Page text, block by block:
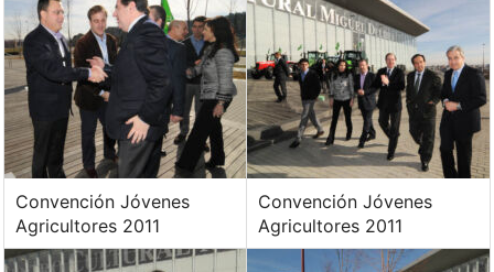
Convención Jóvenes
Agricultores 2011
Convención Jóvenes
Agricultores 2011